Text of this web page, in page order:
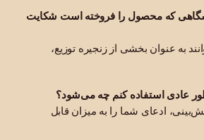
که محصول را فروخته است شکایت
به عنوان بخشی از زنجیره توزیع،
عادی استفاده کنم چه می‌شود؟
ادعای شما را به میزان قابل